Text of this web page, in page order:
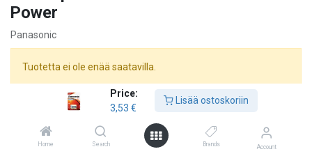
Price:
3,53 €
Lisää ostoskoriin
Home Search Brands Account
Power
Panasonic
Tuotetta ei ole enää saatavilla.